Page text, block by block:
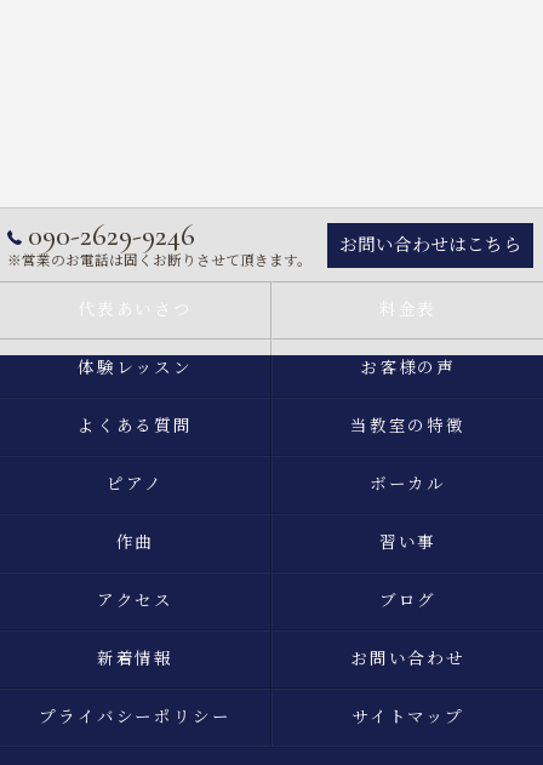
090-2629-9246
※営業のお電話は固くお断りさせて頂きます。
お問い合わせはこちら
代表あいさつ 料金表
体験レッスン お客様の声
よくある質問 当教室の特徴
ピアノ ボーカル
作曲 習い事
アクセス ブログ
新着情報 お問い合わせ
プライバシーポリシー サイトマップ